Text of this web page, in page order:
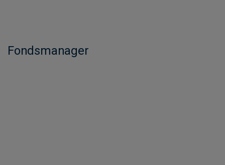
Fondsmanager​​​​​​​​​​​​​​​​​​​​